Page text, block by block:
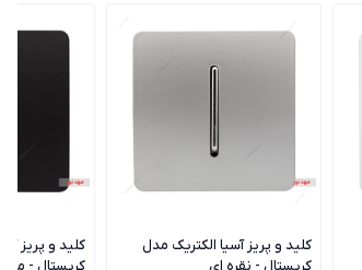
کلید و پریز آسیا الکتریک مدل
کریستال - نقره ای
کلید و پریز
کریستال -